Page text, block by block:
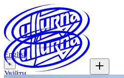
English
+
Увійти